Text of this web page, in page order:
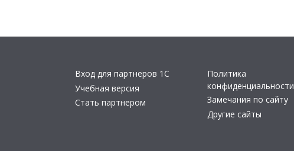
Вход для партнеров 1С
Учебная версия
Стать партнером
Политика
конфиденциальности
Замечания по сайту
Другие сайты